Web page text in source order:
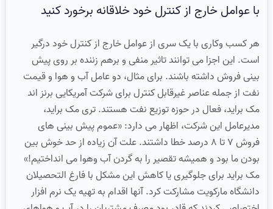
با عوامل خارج از کنترل خود خلاقانه برخورد کنید
هر کسب وکاری با یک سری از عوامل خارج از کنترل خود درگیر
است. این اجزا می توانند تاثیر منفی و برهم زننده بر روی پیش
بینی فروش داشته باشند. برای مثال، دو عامل آب و هوا و قیمت
نفت از جمله عناصر غیرقابل کنترل برای شرکت آمریکایی برنز اند
مک براید، فعال در حوزه توزیع نفت هستند. تری مک براید،
مدیرعامل این شرکت، اظهار می دارد: «عموم پیش بینی های
فروش 7 تا 8 درصد خطا داشتند. علت آن زیاده از حد خوش بین
بودن ما بود و همیشه تقصیر را به گردن آب وهوا می انداختیم!»
مک براید برای جلوگیری یا کاهش این مشکل با فارغ التحصیلان
دانشگاه مارکویت مشارکت کرد. آنها اقدام به تهیه یک نرم افزار